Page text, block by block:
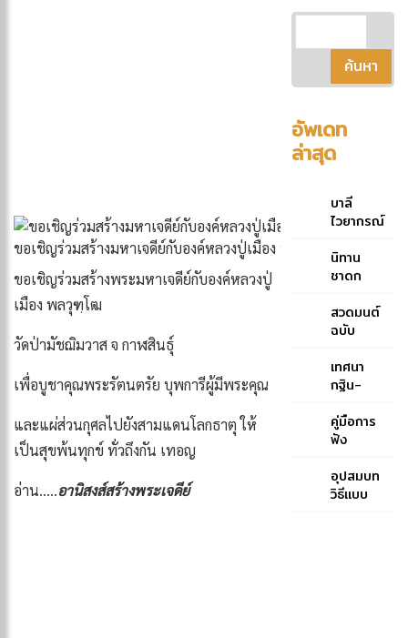
ขอเชิญร่วมสร้างมหาเจดีย์กับองค์หลวงปู่เมือง พลวุฑฺโฒ วัดป่ามัชฌิ
ขอเชิญร่วมสร้างพระมหาเจดีย์กับองค์หลวงปู่
เมือง พลวุฑฺโฒ
วัดป่ามัชฌิมวาส จ กาฬสินธุ์
เพื่อบูชาคุณพระรัตนตรัย บุพการีผู้มีพระคุณ
และแผ่ส่วนกุศลไปยังสามแดนโลกธาตุ ให้
เป็นสุขพ้นทุกข์ ทั่วถึงกัน เทอญ
อ่าน…..อานิสงส์สร้างพระเจดีย์
อัพเดท
ล่าสุด
บาลี
ไวยากรณ์
คู่มือ
ประกอบ
ภาษาบาลี
สำหรับ
๑-๒ และ
ป.ธ. ๓
นิทาน
ชาดก
สวดมนต์
ฉบับ
ของ
สมเด็จ
สังฆราช
(ปุสฺส
สมเด็จ
พระ
เทศนา
กฐิน-
พระ
สังฆราช
สังฆ
ปริณายก
คู่มือการ
ฟัง
มนต์
ฉบับภูมิพ
อุปสมบท
วิธีแบบ